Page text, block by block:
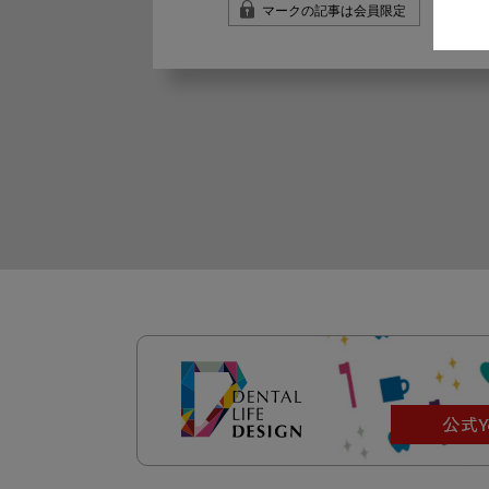
マークの記事は会員限定